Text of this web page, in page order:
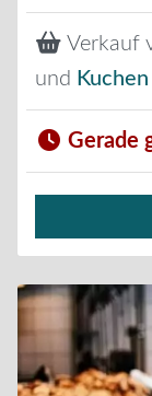
Verkauf
und Kuchen
Gerade
Verkauf von